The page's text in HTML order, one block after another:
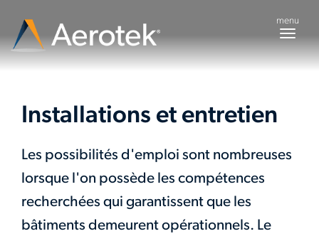
menu
Installations et entretien
Les possibilités d'emploi sont nombreuses
lorsque l'on possède les compétences
recherchées qui garantissent que les
bâtiments demeurent opérationnels. Le